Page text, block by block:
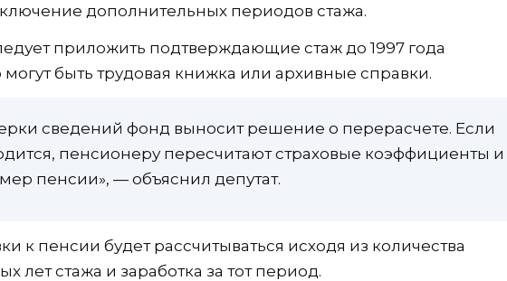
дополнительных периодов стажа.
приложить подтверждающие стаж до 1997 года
быть трудовая книжка или архивные справки.
сведений фонд выносит решение о перерасчете. Если
пенсионеру пересчитают страховые коэффициенты и
пенсии», — объяснил депутат.
к пенсии будет рассчитываться исходя из количества
лет стажа и заработка за тот период.